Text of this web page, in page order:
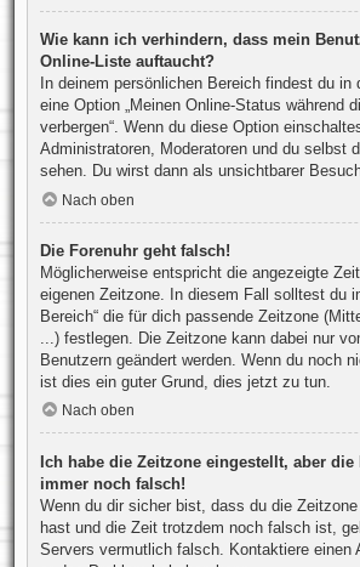
Wie kann ich verhindern, dass mein
Online-Liste auftaucht?
In deinem persönlichen Bereich findest du in
eine Option „Meinen Online-Status während
verbergen“. Wenn du diese Option
Administratoren, Moderatoren und du selbst
sehen. Du wirst dann als unsichtbarer
Nach oben
Die Forenuhr geht falsch!
Möglicherweise entspricht die angezeigte
eigenen Zeitzone. In diesem Fall solltest du
Bereich“ die für dich passende Zeitzone
...) festlegen. Die Zeitzone kann dabei nur
Benutzern geändert werden. Wenn du noch
ist dies ein guter Grund, dies jetzt zu tun.
Nach oben
Ich habe die Zeitzone eingestellt, aber die
immer noch falsch!
Wenn du dir sicher bist, dass du die
hast und die Zeit trotzdem noch falsch ist,
Servers vermutlich falsch. Kontaktiere einen